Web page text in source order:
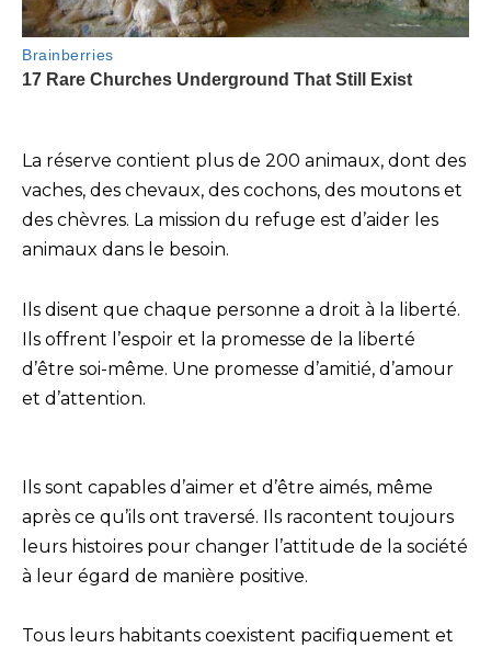
La réserve contient plus de 200 animaux, dont des
vaches, des chevaux, des cochons, des moutons et
des chèvres. La mission du refuge est d’aider les
animaux dans le besoin.
Ils disent que chaque personne a droit à la liberté.
Ils offrent l’espoir et la promesse de la liberté
d’être soi-même. Une promesse d’amitié, d’amour
et d’attention.
Ils sont capables d’aimer et d’être aimés, même
après ce qu’ils ont traversé. Ils racontent toujours
leurs histoires pour changer l’attitude de la société
à leur égard de manière positive.
Tous leurs habitants coexistent pacifiquement et